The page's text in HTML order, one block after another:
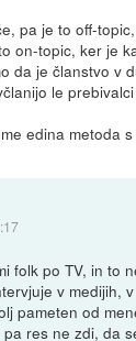
pa je to off-
on-topic, ker je
da je članstvo v
le
edina metoda
folk po TV, in to
v medijih,
pameten od
res ne zdi, da